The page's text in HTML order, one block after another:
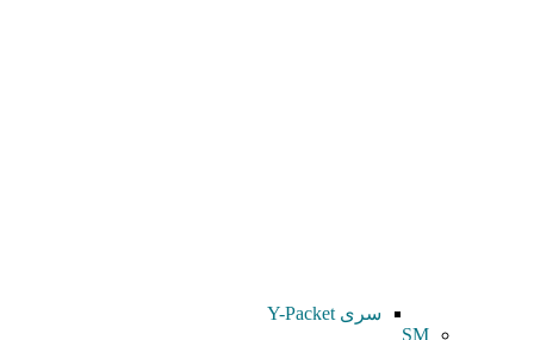
سری Y-Packet
SM